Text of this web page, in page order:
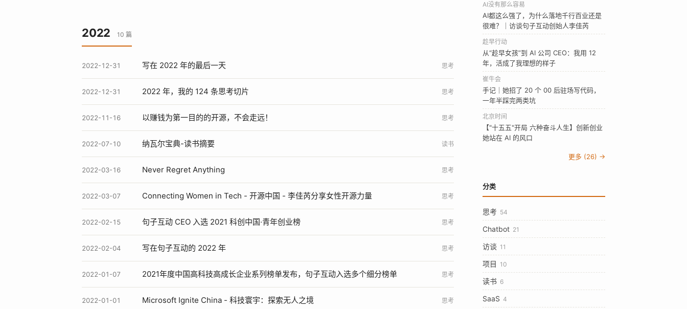
2022 10 篇
2022-12-31 写在 2022 年的最后一天 思考
2022-12-31 2022 年，我的 124 条思考切片 思考
2022-11-16 以赚钱为第一目的的开源，不会走远！ 思考
2022-07-10 纳瓦尔宝典-读书摘要 读书
2022-03-16 Never Regret Anything 思考
2022-03-07 Connecting Women in Tech - 开源中国 - 李佳芮分享女性开源力量 思考
2022-02-15 句子互动 CEO 入选 2021 科创中国·青年创业榜 思考
2022-02-04 写在句子互动的 2022 年 思考
2022-01-07 2021年度中国高科技高成长企业系列榜单发布，句子互动入选多个细分榜单 思考
2022-01-01 Microsoft Ignite China - 科技寰宇：探索无人之境 思考
AI没有那么容易
AI都这么强了，为什么落地千行百业还是
很难？｜访谈句子互动创始人李佳芮
趁早行动
从“趁早女孩”到 AI 公司 CEO：我用 12
年，活成了我理想的样子
崔牛会
手记｜她招了 20 个 00 后驻场写代码，
一年半踩完两类坑
北京时间
【"十五五"开局 六种奋斗人生】创新创业
她站在 AI 的风口
更多 (26) →
分类
思考 54
Chatbot 21
访谈 11
项目 10
读书 6
SaaS 4